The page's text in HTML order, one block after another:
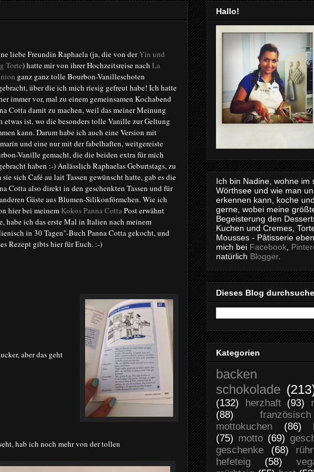
liebe Freundin Raphaela (ja, die von derYin und
Torte) hatte mir von ihrer Hochzeitsreise nach La
ganz ganz tolle Bourbon-Vanilleschoten
über die ich mich riesig gefreut habe! Ich hatte
immer vor, mal zu einem gemeinsamen Kochabend
Cotta damit zu machen, weil das meiner Meinung
etwas ist, wo die besonders tolle Vanille zur Geltung
kann. Darum habe ich auch eine Version mit
und eine nur mit der fabelhaften, weitgereiste
Vanille gemacht, die die beiden extra für mich
haben :-) Anlässlich Raphaelas Geburtstags, zu
sie sich Café au lait Tassen gewünscht hatte, gab es die
Cotta also direkt in den geschenkten Tassen und für
Gäste aus Blumen-Silikonförmchen. Wie ich
hier bei meinem Kokos Panna CottaPost erwähnt
habe ich das erste Mal in Italien nach meinem
in 30 Tagen"-Buch Panna Cotta gekocht, und
Rezept gibts hier für Euch. :-)
aber das geht
hab ich noch mehr von der tollen
Hallo!
Ich bin Nadine, wohne im
Wörthsee und wie man
erkennen kann, koche
gerne, wobei meine
Begeisterung den
Kuchen und Cremes,
Mousses - Pâtisserie
mich bei Facebook,
natürlich Blogger.
Dieses Blog
Kategorien
backen
schokolade
(132)
herzhaft (93)
(88)
französisch
mottokuchen
(86)
(75) motto (69)
geschenke
(68)
hefeteig
(58)